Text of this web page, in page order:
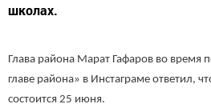
школах.
Глава района Марат Гафаров во время
главе района» в Инстаграме ответил,
состоится 25 июня.